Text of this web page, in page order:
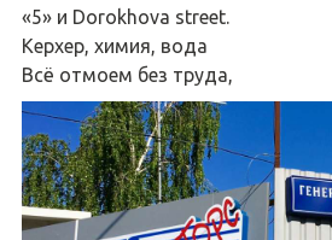
«5» и Dorokhova street.
Керхер, химия, вода
Всё отмоем без труда,